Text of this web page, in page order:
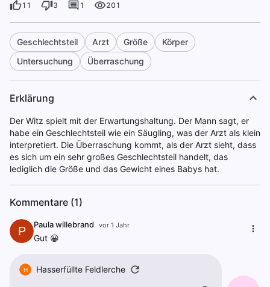
11 3 1 201
Geschlechtsteil Arzt Größe
Körper
Untersuchung
Überraschung
Erklärung
Der Witz spielt mit der Erwartungshaltung. Der Mann sagt, er
habe ein Geschlechtsteil wie ein Säugling, was der Arzt als klein
interpretiert. Die Überraschung kommt, als der Arzt sieht, dass
es sich um ein sehr großes Geschlechtsteil handelt, das
lediglich die Größe und das Gewicht eines Babys hat.
Kommentare (1)
P Paula willebrand vor 1 Jahr
Gut 😀
H Hasserfüllte Feldlerche